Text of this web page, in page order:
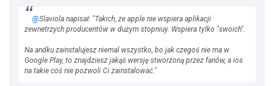
@Slaviola napisał: "Takich, że apple nie wspiera aplikacji
zewnetrzych producentów w dużym stopniuy. Wspiera tylko "swoich".
Na andku zainstalujesz niemal wszystko, bo jak czegoś nie ma w
Google Play, to znajdziesz jakąś wersję stworzoną przez fanów, a ios
na takie coś nie pozwoli Ci zainstalować."